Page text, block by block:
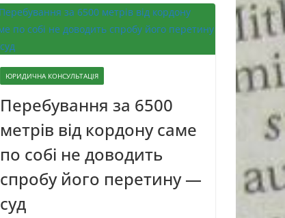
ЮРИДИЧНА КОНСУЛЬТАЦІЯ
Перебування за 6500
метрів від кордону саме
по собі не доводить
спробу його перетину —
суд